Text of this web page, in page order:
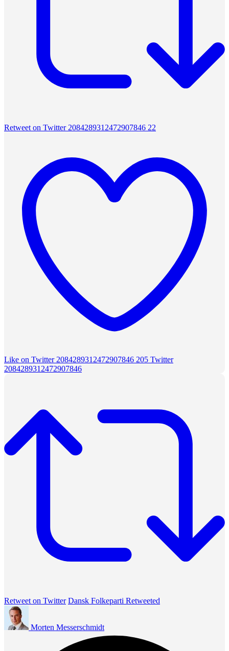
Retweet on Twitter 2084289312472907846 22
Like on Twitter 2084289312472907846 205 Twitter
2084289312472907846
Retweet on Twitter Dansk Folkeparti Retweeted
Morten Messerschmidt